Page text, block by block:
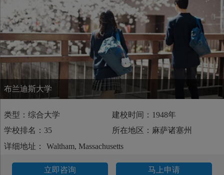
布兰迪斯大学
类型：综合大学
建校时间：1948年
学校排名：35
所在地区：麻萨诸塞州
详细地址：
Waltham, Massachusetts
立即咨询 马上申请